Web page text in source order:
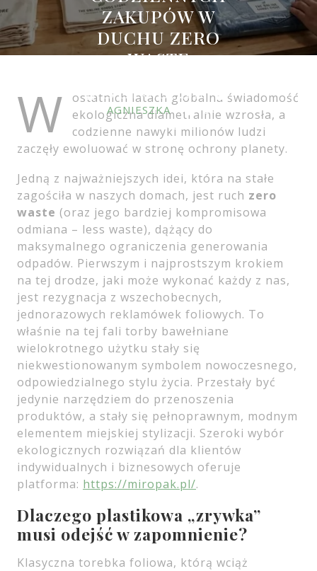
ZAKUPÓW W
DUCHU ZERO
WASTE
25 CZERWCA, 2026
AGNIESZKA
0
COMMENTS
0 TAGS
W
ostatnich latach globalna świadomość
ekologiczna diametralnie wzrosła, a
codzienne nawyki milionów ludzi
zaczęły ewoluować w stronę ochrony planety.
Jedną z najważniejszych idei, która na stałe
zagościła w naszych domach, jest ruch zero
waste (oraz jego bardziej kompromisowa
odmiana – less waste), dążący do
maksymalnego ograniczenia generowania
odpadów. Pierwszym i najprostszym krokiem
na tej drodze, jaki może wykonać każdy z nas,
jest rezygnacja z wszechobecnych,
jednorazowych reklamówek foliowych. To
właśnie na tej fali torby bawełniane
wielokrotnego użytku stały się
niekwestionowanym symbolem nowoczesnego,
odpowiedzialnego stylu życia. Przestały być
jedynie narzędziem do przenoszenia
produktów, a stały się pełnoprawnym, modnym
elementem miejskiej stylizacji. Szeroki wybór
ekologicznych rozwiązań dla klientów
indywidualnych i biznesowych oferuje
platforma: https://miropak.pl/.
Dlaczego plastikowa „zrywka”
musi odejść w zapomnienie?
Klasyczna torebka foliowa, którą wciąż